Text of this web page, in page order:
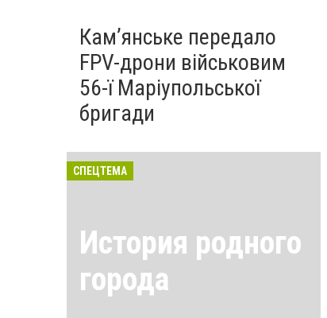
Кам’янське передало
FPV-дрони військовим
56-ї Маріупольської
бригади
СПЕЦТЕМА
История родного
города